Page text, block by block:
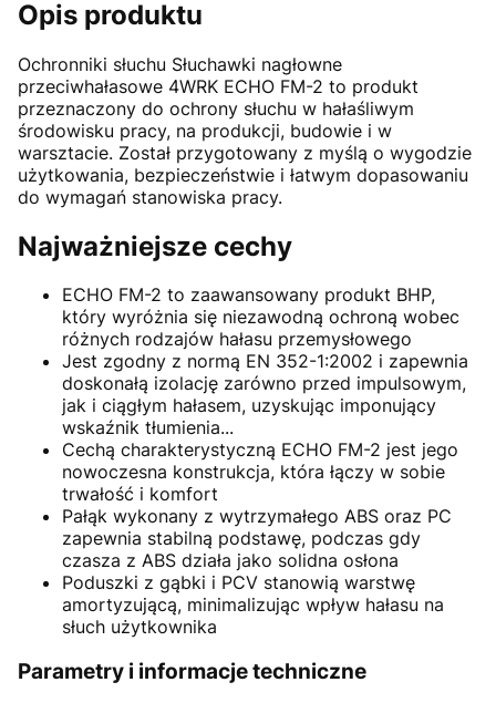
Opis produktu
Ochronniki słuchu Słuchawki nagłowne
przeciwhałasowe 4WRK ECHO FM-2 to produkt
przeznaczony do ochrony słuchu w hałaśliwym
środowisku pracy, na produkcji, budowie i w
warsztacie. Został przygotowany z myślą o wygodzie
użytkowania, bezpieczeństwie i łatwym dopasowaniu
do wymagań stanowiska pracy.
Najważniejsze cechy
ECHO FM-2 to zaawansowany produkt BHP,
który wyróżnia się niezawodną ochroną wobec
różnych rodzajów hałasu przemysłowego
Jest zgodny z normą EN 352-1:2002 i zapewnia
doskonałą izolację zarówno przed impulsowym,
jak i ciągłym hałasem, uzyskując imponujący
wskaźnik tłumienia...
Cechą charakterystyczną ECHO FM-2 jest jego
nowoczesna konstrukcja, która łączy w sobie
trwałość i komfort
Pałąk wykonany z wytrzymałego ABS oraz PC
zapewnia stabilną podstawę, podczas gdy
czasza z ABS działa jako solidna osłona
Poduszki z gąbki i PCV stanowią warstwę
amortyzującą, minimalizując wpływ hałasu na
słuch użytkownika
Parametry i informacje techniczne